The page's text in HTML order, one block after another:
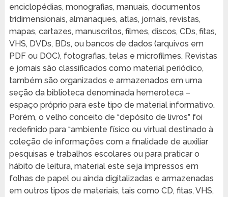
enciclopédias, monografias, manuais, documentos
tridimensionais, almanaques, atlas, jornais, revistas,
mapas, cartazes, manuscritos, filmes, discos, CDs, fitas,
VHS, DVDs, BDs, ou bancos de dados (arquivos em
PDF ou DOC), fotografias, telas e microfilmes. Revistas
e jornais são classificados como material periódico,
também são organizados e armazenados em uma
seção da biblioteca denominada hemeroteca –
espaço próprio para este tipo de material informativo.
Porém, o velho conceito de “depósito de livros” foi
redefinido para “ambiente físico ou virtual destinado à
coleção de informações com a finalidade de auxiliar
pesquisas e trabalhos escolares ou para praticar o
hábito de leitura, material este seja impressos em
folhas de papel ou ainda digitalizadas e armazenadas
em outros tipos de materiais, tais como CD, fitas, VHS,